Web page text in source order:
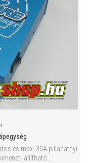
és max. 30A pillanatnyi
állítható...